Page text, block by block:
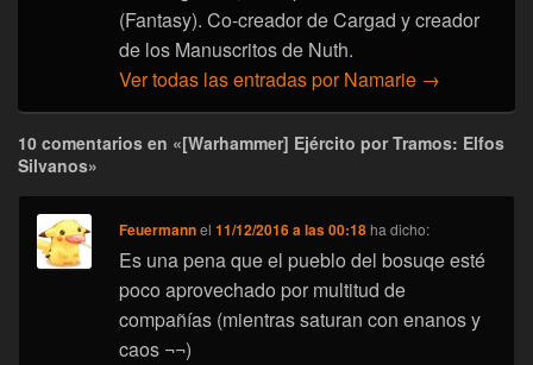
(Fantasy). Co-creador de Cargad y creador
de los Manuscritos de Nuth.
Ver todas las entradas por Namarie →
10 comentarios en «[Warhammer] Ejército por Tramos: Elfos
Silvanos»
Feuermannel11/12/2016 a las 00:18 ha dicho:
Es una pena que el pueblo del bosuqe esté
poco aprovechado por multitud de
compañías (mientras saturan con enanos y
caos ¬¬)